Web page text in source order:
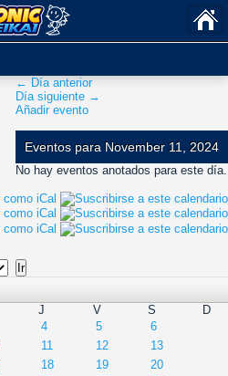
← Día anterior
Día siguiente →
Añadir evento
Eventos para November 11, 2024
No hay eventos anotados para este día.
J V S
D
4 5
6
11 12
13
18 19
20